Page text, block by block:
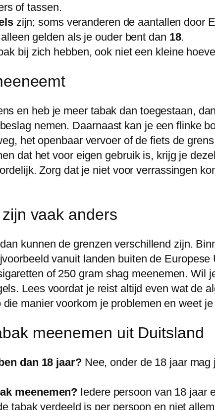
of tassen.
zijn; soms veranderen de aantallen door
gelden als je ouder bent dan 18.
bij zich hebben, ook niet een kleine
en heb je meer tabak dan toegestaan,
nemen. Daarnaast kan je een flinke
het openbaar vervoer of de fiets de
dat het voor eigen gebruik is, krijg je
Zorg dat je niet voor verrassingen
vaak anders
kunnen de grenzen verschillend zijn.
vanuit landen buiten de
of 250 gram shag meenemen. Wil
Lees voordat je reist altijd even wat de
manier voorkom je problemen en weet
meenemen uit Duitsland
dan 18 jaar?Nee, onder de 18 jaar mag
meenemen? Iedere persoon van 18 jaar
tabak verdeeld is per persoon en niet